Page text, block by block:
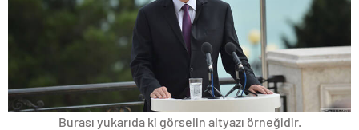
Burası yukarıda ki görselin altyazı örneğidir.